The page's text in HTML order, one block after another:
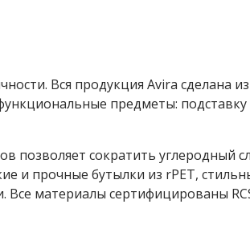
Вся продукция Avira сделана
предметы:
позволяет сократить углеродный
и прочные бутылки из rPET,
материалы сертифицированы